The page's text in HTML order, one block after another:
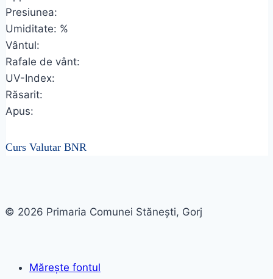
Presiunea:
Umiditate: %
Vântul:
Rafale de vânt:
UV-Index:
Răsarit:
Apus:
Curs Valutar BNR
© 2026 Primaria Comunei Stănești, Gorj
Mărește fontul